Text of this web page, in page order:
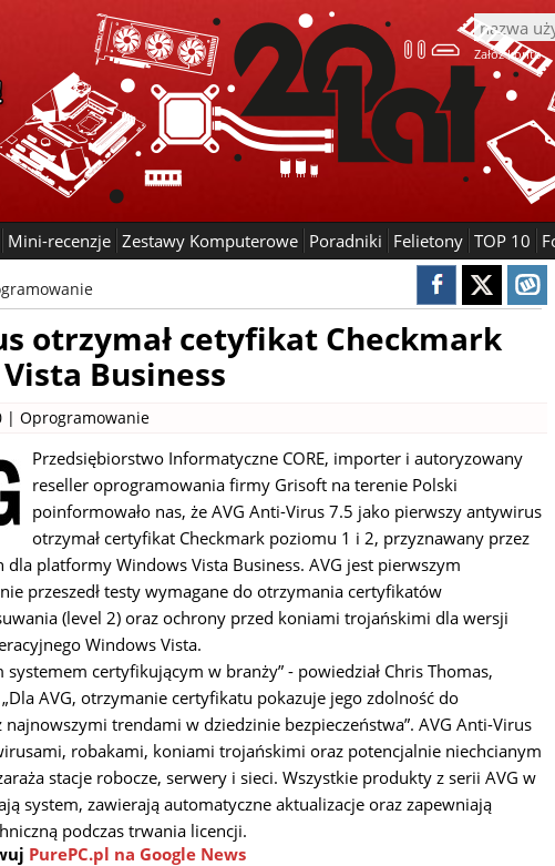
Załóż konto
Mini-recenzje Zestawy Komputerowe Poradniki Felietony TOP 10
otrzymał cetyfikat Checkmark
Business
| Oprogramowanie
Przedsiębiorstwo Informatyczne CORE, importer i autoryzowany
reseller oprogramowania firmy Grisoft na terenie Polski
poinformowało nas, że AVG Anti-Virus 7.5 jako pierwszy antywirus
otrzymał certyfikat Checkmark poziomu 1 i 2, przyznawany przez
dla platformy Windows Vista Business. AVG jest pierwszym
przeszedł testy wymagane do otrzymania certyfikatów
(level 2) oraz ochrony przed koniami trojańskimi dla wersji
Windows Vista.
systemem certyfikującym w branży” - powiedział Chris Thomas,
AVG, otrzymanie certyfikatu pokazuje jego zdolność do
najnowszymi trendami w dziedzinie bezpieczeństwa”. AVG Anti-Virus
robakami, koniami trojańskimi oraz potencjalnie niechcianym
stacje robocze, serwery i sieci. Wszystkie produkty z serii AVG w
system, zawierają automatyczne aktualizacje oraz zapewniają
podczas trwania licencji.
PurePC.pl na Google News